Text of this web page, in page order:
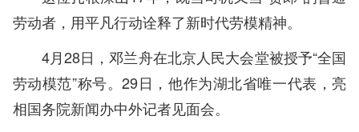
劳动者，用平凡行动诠释了新时代劳模精神。
4月28日，邓兰舟在北京人民大会堂被授予“全国
劳动模范”称号。29日，他作为湖北省唯一代表，亮
相国务院新闻办中外记者见面会。